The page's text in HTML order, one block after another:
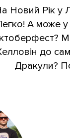
Новий Рік у
А може у
до
Дракули?